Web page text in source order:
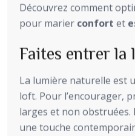
Découvrez comment
pour marier confort et
Faites entrer la
La lumière naturelle est
loft. Pour l’encourager,
larges et non obstruées.
une touche